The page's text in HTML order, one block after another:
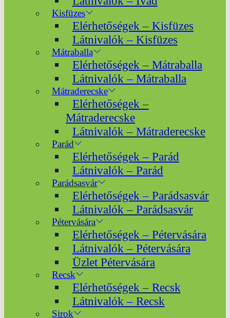
Kisfüzes
Elérhetőségek – Kisfüzes
Látnivalók – Kisfüzes
Mátraballa
Elérhetőségek – Mátraballa
Látnivalók – Mátraballa
Mátraderecske
Elérhetőségek –
Mátraderecske
Látnivalók – Mátraderecske
Parád
Elérhetőségek – Parád
Látnivalók – Parád
Parádsasvár
Elérhetőségek – Parádsasvár
Látnivalók – Parádsasvár
Pétervására
Elérhetőségek – Pétervására
Látnivalók – Pétervására
Üzlet Pétervására
Recsk
Elérhetőségek – Recsk
Látnivalók – Recsk
Sirok